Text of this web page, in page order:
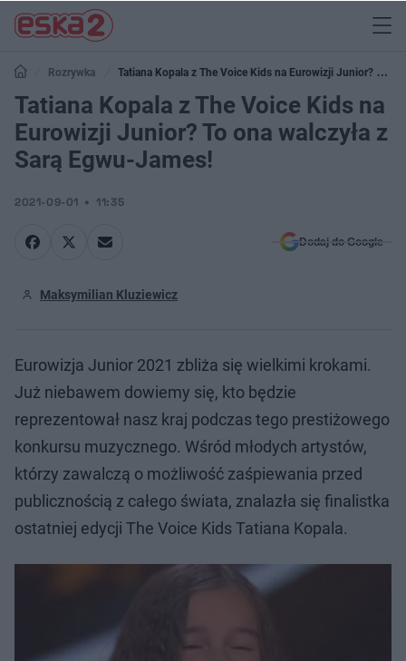
Rozrywka
Tatiana Kopala z The Voice Kids na Eurowizji Junior? To
ona walczyła z Sarą Egwu-James!
Tatiana Kopala z The Voice Kids na
Eurowizji Junior? To ona walczyła z
Sarą Egwu-James!
2021-09-01 11:35
Dodaj do Google
Maksymilian Kluziewicz
Eurowizja Junior 2021 zbliża się wielkimi krokami.
Już niebawem dowiemy się, kto będzie
reprezentował nasz kraj podczas tego prestiżowego
konkursu muzycznego. Wśród młodych artystów,
którzy zawalczą o możliwość zaśpiewania przed
publicznością z całego świata, znalazła się finalistka
ostatniej edycji The Voice Kids Tatiana Kopala.